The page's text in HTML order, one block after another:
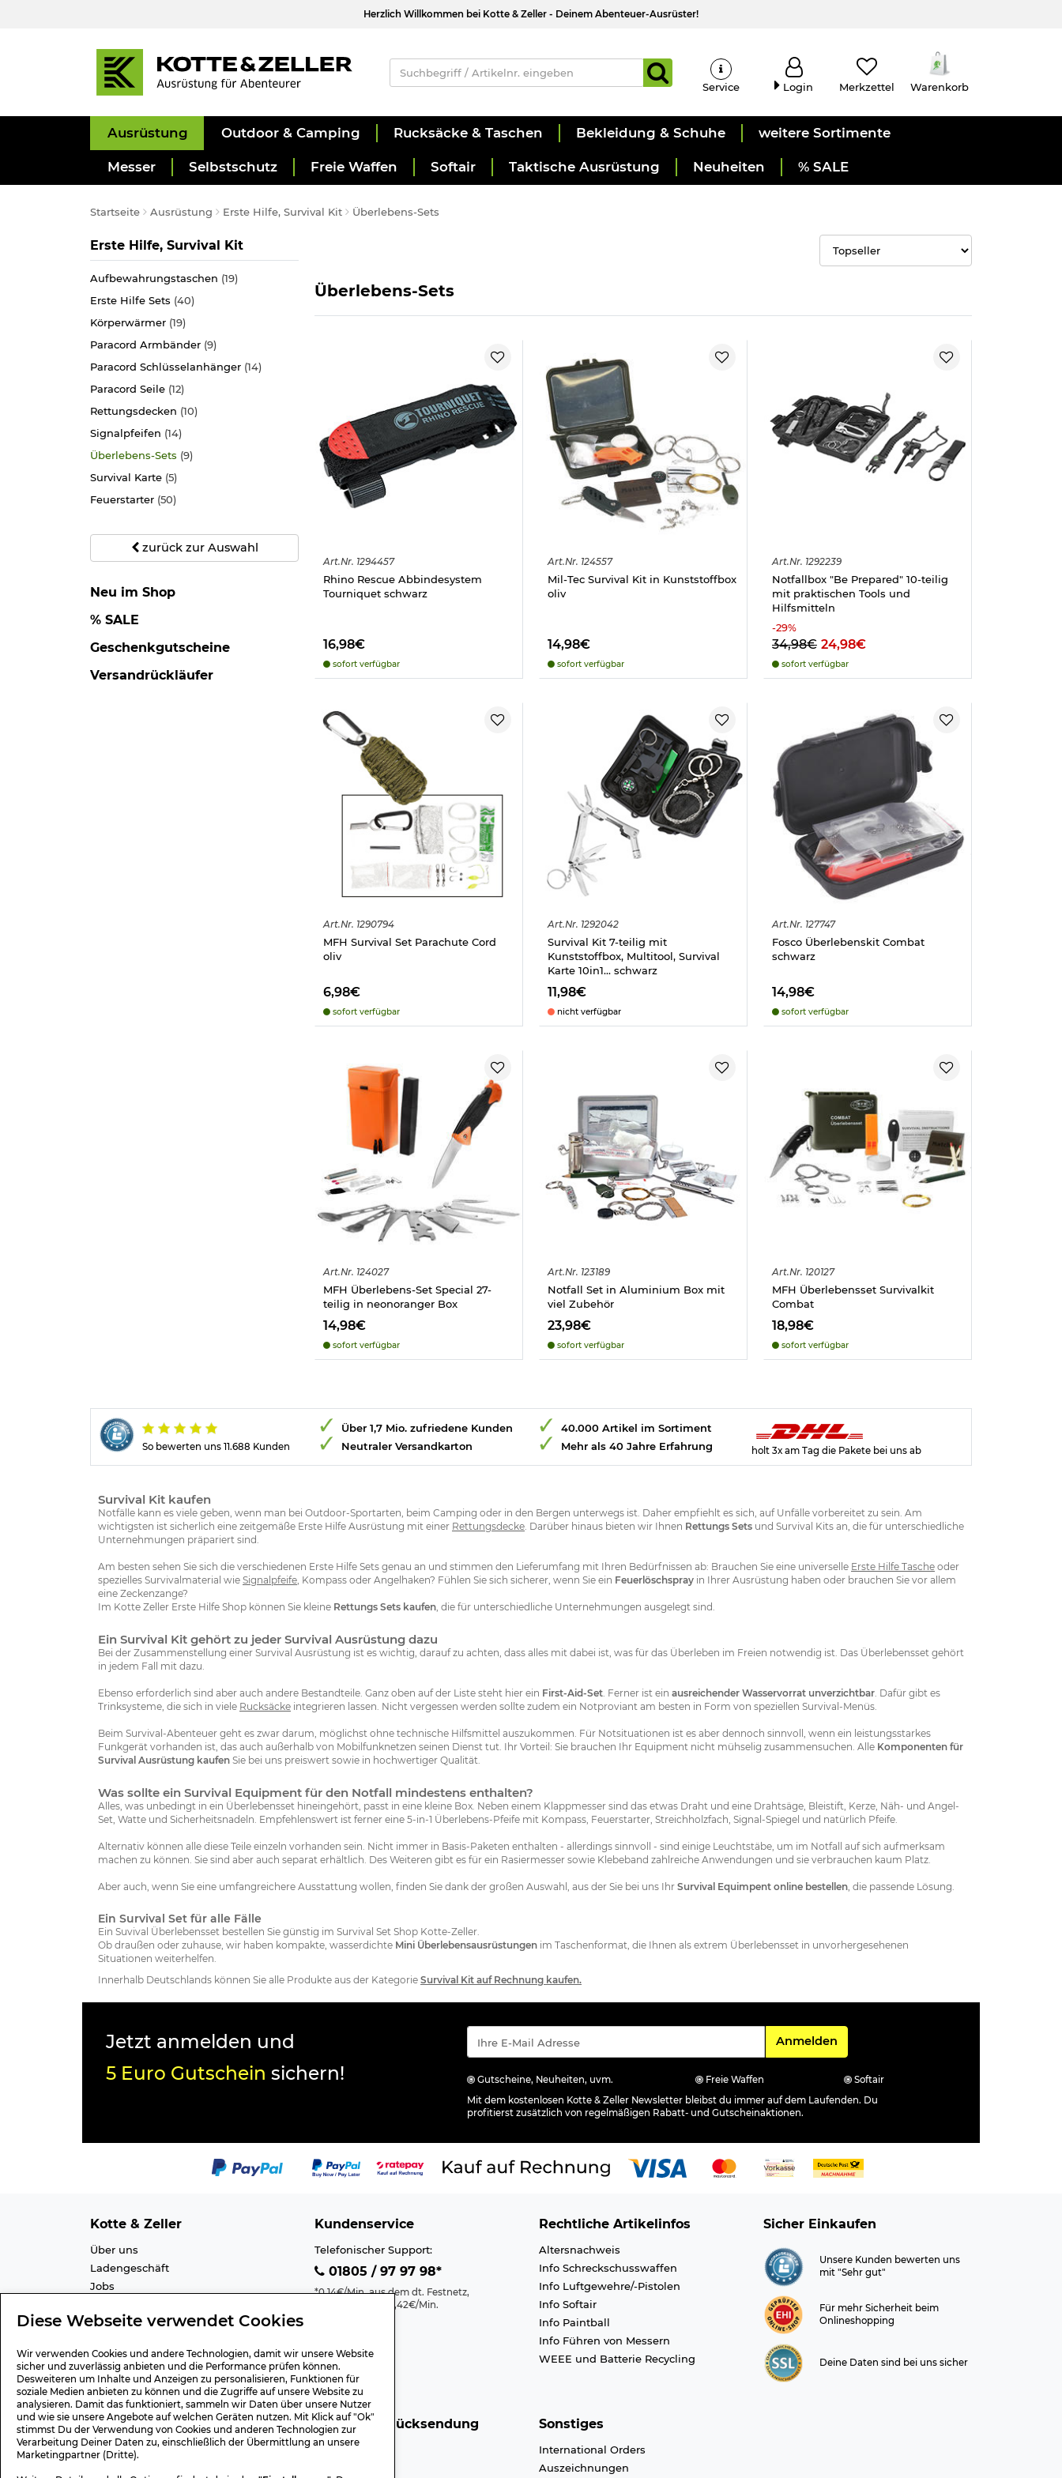
Diese Webseite verwendet Cookies
Wir verwenden Cookies und andere Technologien, damit wir unsere Website
sicher und zuverlässig anbieten und die Performance prüfen können.
Desweiteren um Inhalte und Anzeigen zu personalisieren, Funktionen für
soziale Medien anbieten zu können und die Zugriffe auf unsere Website zu
analysieren. Damit das funktioniert, sammeln wir Daten über unsere Nutzer
und wie sie unsere Angebote auf welchen Geräten nutzen. Mit Klick auf "Ok"
stimmst Du der Verwendung von Cookies und anderen Technologien zur
Verarbeitung Deiner Daten zu, einschließlich der Übermittlung an unsere
Marketingpartner (Dritte).
Herzlich Willkommen bei Kotte & Zeller - Deinem Abenteuer-Ausrüster!
Service Login Merkzettel Warenkorb
Ausrüstung Outdoor & Camping Rucksäcke & Taschen Bekleidung & Schuhe weitere Sortimente
Messer Selbstschutz Freie Waffen Softair Taktische Ausrüstung Neuheiten % SALE
Startseite Ausrüstung Erste Hilfe, Survival Kit Überlebens-Sets
Kategorie
Erste Hilfe, Survival Kit
Aufbewahrungstaschen (19)
Erste Hilfe Sets (40)
Körperwärmer (19)
Paracord Armbänder (9)
Paracord Schlüsselanhänger (14)
Paracord Seile (12)
Rettungsdecken (10)
Signalpfeifen (14)
Überlebens-Sets (9)
Survival Karte (5)
Feuerstarter (50)
zurück zur Auswahl
Neu im Shop
% SALE
Geschenkgutscheine
Versandrückläufer
Überlebens-Sets
Art.Nr. 1294457
Rhino Rescue Abbindesystem
Tourniquet schwarz
16,98€
sofort verfügbar
Art.Nr. 124557
Mil-Tec Survival Kit in Kunststoffbox
oliv
14,98€
sofort verfügbar
Art.Nr. 1292239
Notfallbox "Be Prepared" 10-teilig
mit praktischen Tools und
Hilfsmitteln
-29%
34,98€ 24,98€
sofort verfügbar
Art.Nr. 1290794
MFH Survival Set Parachute Cord
oliv
6,98€
sofort verfügbar
Art.Nr. 1292042
Survival Kit 7-teilig mit
Kunststoffbox, Multitool, Survival
Karte 10in1... schwarz
11,98€
nicht verfügbar
Art.Nr. 127747
Fosco Überlebenskit Combat
schwarz
14,98€
sofort verfügbar
Art.Nr. 124027
MFH Überlebens-Set Special 27-
teilig in neonoranger Box
14,98€
sofort verfügbar
Art.Nr. 123189
Notfall Set in Aluminium Box mit
viel Zubehör
23,98€
sofort verfügbar
Art.Nr. 120127
MFH Überlebensset Survivalkit
Combat
18,98€
sofort verfügbar
So bewerten uns 11.688 Kunden
Über 1,7 Mio. zufriedene Kunden
Neutraler Versandkarton
40.000 Artikel im Sortiment
Mehr als 40 Jahre Erfahrung
holt 3x am Tag die Pakete bei uns ab
Survival Kit kaufen
Notfälle kann es viele geben, wenn man bei Outdoor-Sportarten, beim Camping oder in den Bergen unterwegs ist. Daher empfiehlt es sich, auf Unfälle vorbereitet zu sein. Am
wichtigsten ist sicherlich eine zeitgemäße Erste Hilfe Ausrüstung mit einer Rettungsdecke . Darüber hinaus bieten wir Ihnen Rettungs Sets und Survival Kits an, die für unterschiedliche
Unternehmungen präpariert sind.
Am besten sehen Sie sich die verschiedenen Erste Hilfe Sets genau an und stimmen den Lieferumfang mit Ihren Bedürfnissen ab: Brauchen Sie eine universelle Erste Hilfe Tasche oder
spezielles Survivalmaterial wie Signalpfeife , Kompass oder Angelhaken? Fühlen Sie sich sicherer, wenn Sie ein Feuerlöschspray in Ihrer Ausrüstung haben oder brauchen Sie vor allem
eine Zeckenzange?
Im Kotte Zeller Erste Hilfe Shop können Sie kleine Rettungs Sets kaufen , die für unterschiedliche Unternehmungen ausgelegt sind.
Ein Survival Kit gehört zu jeder Survival Ausrüstung dazu
Bei der Zusammenstellung einer Survival Ausrüstung ist es wichtig, darauf zu achten, dass alles mit dabei ist, was für das Überleben im Freien notwendig ist. Das Überlebensset gehört
in jedem Fall mit dazu.
Ebenso erforderlich sind aber auch andere Bestandteile. Ganz oben auf der Liste steht hier ein First-Aid-Set . Ferner ist ein ausreichender Wasservorrat unverzichtbar . Dafür gibt es
Trinksysteme, die sich in viele Rucksäcke integrieren lassen. Nicht vergessen werden sollte zudem ein Notproviant am besten in Form von speziellen Survival-Menüs.
Beim Survival-Abenteuer geht es zwar darum, möglichst ohne technische Hilfsmittel auszukommen. Für Notsituationen ist es aber dennoch sinnvoll, wenn ein leistungsstarkes
Funkgerät vorhanden ist, das auch außerhalb von Mobilfunknetzen seinen Dienst tut. Ihr Vorteil: Sie brauchen Ihr Equipment nicht mühselig zusammensuchen. Alle Komponenten für
Survival Ausrüstung kaufen Sie bei uns preiswert sowie in hochwertiger Qualität.
Was sollte ein Survival Equipment für den Notfall mindestens enthalten?
Alles, was unbedingt in ein Überlebensset hineingehört, passt in eine kleine Box. Neben einem Klappmesser sind das etwas Draht und eine Drahtsäge, Bleistift, Kerze, Näh- und Angel-
Set, Watte und Sicherheitsnadeln. Empfehlenswert ist ferner eine 5-in-1 Überlebens-Pfeife mit Kompass, Feuerstarter, Streichholzfach, Signal-Spiegel und natürlich Pfeife.
Alternativ können alle diese Teile einzeln vorhanden sein. Nicht immer in Basis-Paketen enthalten - allerdings sinnvoll - sind einige Leuchtstäbe, um im Notfall auf sich aufmerksam
machen zu können. Sie sind aber auch separat erhältlich. Des Weiteren gibt es für ein Rasiermesser sowie Klebeband zahlreiche Anwendungen und sie verbrauchen kaum Platz.
Aber auch, wenn Sie eine umfangreichere Ausstattung wollen, finden Sie dank der großen Auswahl, aus der Sie bei uns Ihr Survival Equimpent online bestellen , die passende Lösung.
Ein Survival Set für alle Fälle
Ein Suvival Überlebensset bestellen Sie günstig im Survival Set Shop Kotte-Zeller.
Ob draußen oder zuhause, wir haben kompakte, wasserdichte Mini Überlebensausrüstungen im Taschenformat, die Ihnen als extrem Überlebensset in unvorhergesehenen
Situationen weiterhelfen.
Innerhalb Deutschlands können Sie alle Produkte aus der Kategorie Survival Kit auf Rechnung kaufen.
Jetzt anmelden und
5 Euro Gutschein sichern!
Für den Newsletter
Anmelden
Gutscheine, Neuheiten, uvm. Freie Waffen
Softair
Mit dem kostenlosen Kotte & Zeller Newsletter bleibst du immer auf dem Laufenden. Du
profitierst zusätzlich von regelmäßigen Rabatt- und Gutscheinaktionen.
Kotte & Zeller
Über uns
Ladengeschäft
Jobs
Datenschutz
Impressum
Kundenservice
Telefonischer Support:
01805 / 97 97 98*
*0,14€/Min. aus dem dt. Festnetz,
Mobilfunk max. 0,42€/Min.
Lexikon A-Z
Rechtliche Artikelinfos
Altersnachweis
Info Schreckschusswaffen
Info Luftgewehre/-Pistolen
Info Softair
Info Paintball
Info Führen von Messern
WEEE und Batterie Recycling
Geschenk-Gutscheine
Wert 15,- Euro
Versand & Rücksendung
Versandkosten
Sonstiges
International Orders
Auszeichnungen
Sicher Einkaufen
Unsere Kunden bewerten uns
mit "Sehr gut"
Für mehr Sicherheit beim
Onlineshopping
Deine Daten sind bei uns sicher